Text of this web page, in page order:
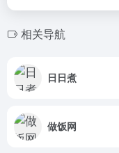
相关导航
日日煮
做饭网